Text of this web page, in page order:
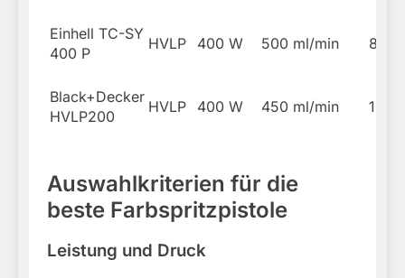
Einhell TC-SY
400 P
HVLP 400 W 500 ml/min 800
Black+Decker
HVLP200
HVLP 400 W 450 ml/min 1,2 l
Auswahlkriterien für die
beste Farbspritzpistole
Leistung und Druck